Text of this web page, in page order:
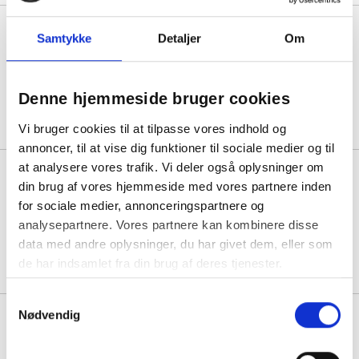
Samtykke Detaljer Om
Denne hjemmeside bruger cookies
Vi bruger cookies til at tilpasse vores indhold og
annoncer, til at vise dig funktioner til sociale medier og til
at analysere vores trafik. Vi deler også oplysninger om
din brug af vores hjemmeside med vores partnere inden
for sociale medier, annonceringspartnere og
analysepartnere. Vores partnere kan kombinere disse
data med andre oplysninger, du har givet dem, eller som
de har indsamlet fra din brug af deres tjenester.
Samtykkevalg
Nødvendig
liter rustfri stål
1 stk á 260,00
Køb mere til kun:
Røreskål Konisk Ø32x15cm 6
liter rustfri stål
1 stk á 295,00
Køb mere til kun:
Røreskål Konisk Ø34x17,5cm 8